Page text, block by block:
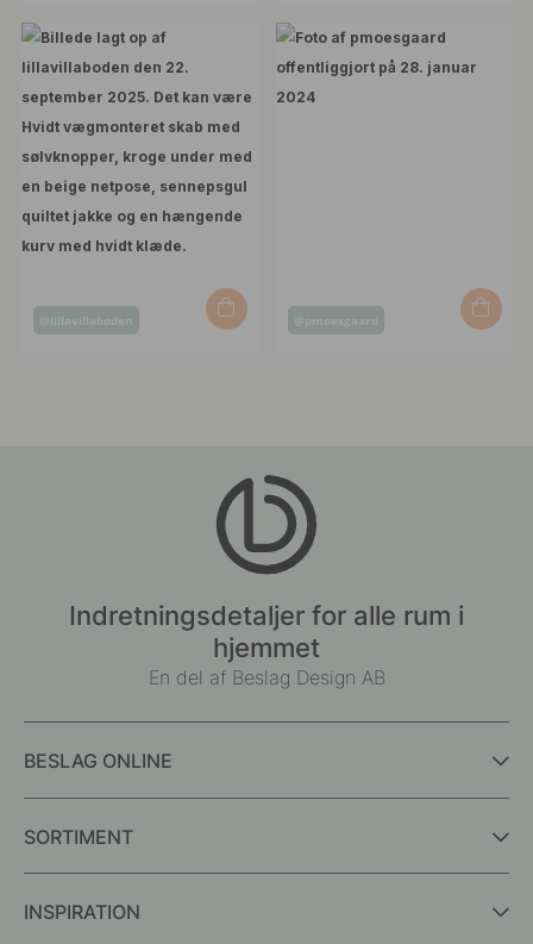
af
af
Opslag
@lillavillaboden
Opslag
@pmoesgaard
Indretningsdetaljer for alle rum i
hjemmet
En del af Beslag Design AB
BESLAG ONLINE
SORTIMENT
INSPIRATION